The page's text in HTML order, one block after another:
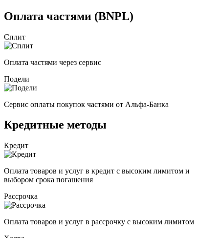
Оплата частями (BNPL)
Сплит
Оплата частями через сервис
Подели
Сервис оплаты покупок частями от Альфа-Банка
Кредитные методы
Кредит
Оплата товаров и услуг в кредит с высоким лимитом и
выбором срока погашения
Рассрочка
Оплата товаров и услуг в рассрочку с высоким лимитом